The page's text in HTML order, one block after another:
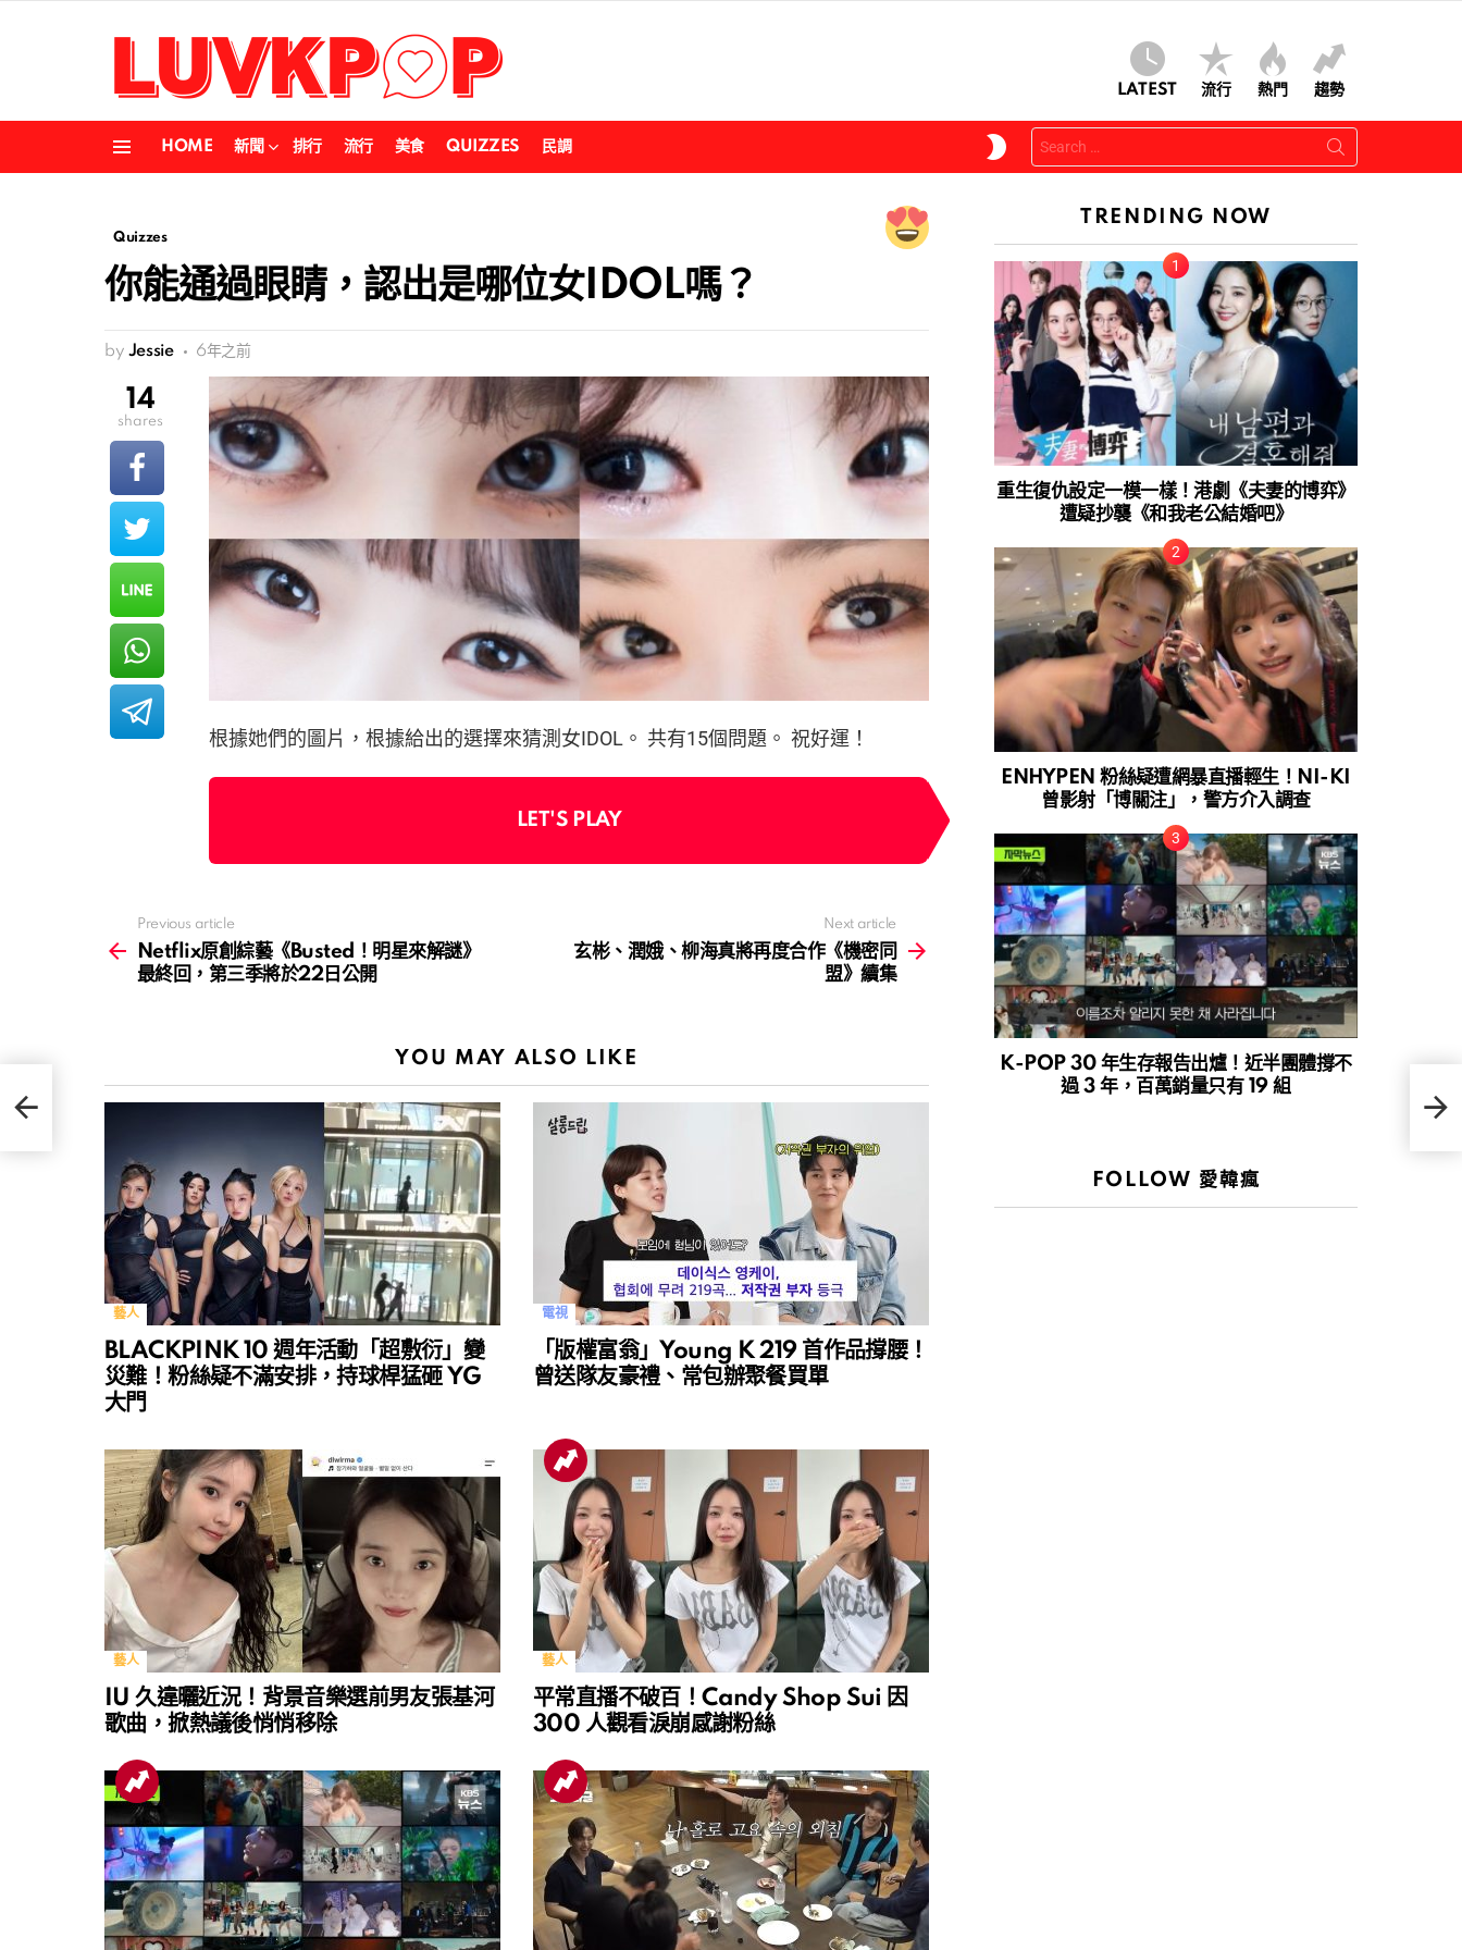
LATEST 流行 熱門 趨勢
HOME 新聞 排行 流行 美食 QUIZZES 民調
SKIN
Search
for:
Quizzes
你能通過眼睛，認出是哪位女IDOL嗎？
by Jessie 6年之前
根據她們的圖片，根據給出的選擇來猜測女IDOL。 共有15個問題。 祝好運！
LET'S PLAY
14
shares
more
Previous article
Netflix原創綜藝《Busted！明星來解謎》
最終回，第三季將於22日公開
Next article
玄彬、潤娥、柳海真將再度合作《機密同
盟》續集
YOU MAY ALSO LIKE
藝人
BLACKPINK 10 週年活動「超敷衍」變
災難！粉絲疑不滿安排，持球桿猛砸 YG
大門
電視
「版權富翁」Young K 219 首作品撐腰！
曾送隊友豪禮、常包辦聚餐買單
藝人
IU 久違曬近況！背景音樂選前男友張基河
歌曲，掀熱議後悄悄移除
藝人
平常直播不破百！Candy Shop Sui 因
300 人觀看淚崩感謝粉絲
》
玄
盟》
TRENDING NOW
重生復仇設定一模一樣！港劇《夫妻的博弈》
遭疑抄襲《和我老公結婚吧》
ENHYPEN 粉絲疑遭網暴直播輕生！NI-KI
曾影射「博關注」，警方介入調查
K-POP 30 年生存報告出爐！近半團體撐不
過 3 年，百萬銷量只有 19 組
FOLLOW 愛韓瘋